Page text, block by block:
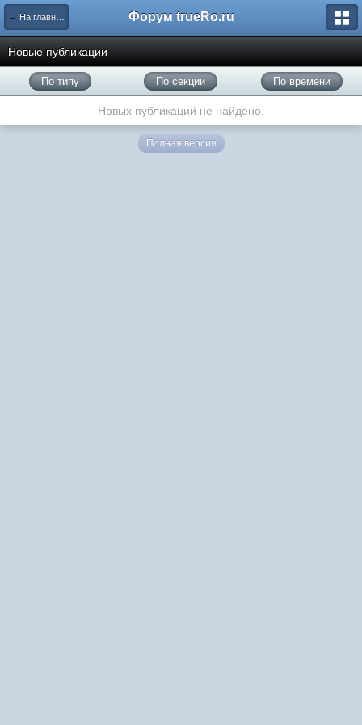
← На главную Форум trueRo.ru
Новые публикации
По типу По секции По времени
Новых публикаций не найдено.
Полная версия